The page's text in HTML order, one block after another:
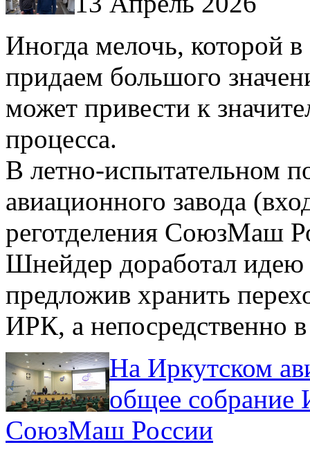
Иногда мелочь, которой
придаем большого
может привести к
процесса.
В летно-испытательном
авиационного завода
реготделения СоюзМаш
Шнейдер доработал идею
предложив хранить
ИРК, а непосредственно
На Иркутском
общее собрание
СоюзМаш России